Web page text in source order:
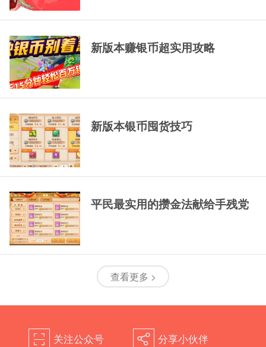
新版本赚银币超实用攻略
新版本银币囤货技巧
平民最实用的攒金法献给手残党
查看更多 >
򰀁 关注公众号 򰀂 分享小伙伴